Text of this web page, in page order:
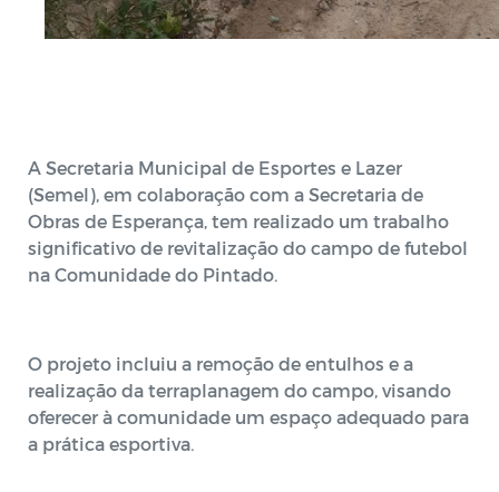
A Secretaria Municipal de Esportes e Lazer
(Semel), em colaboração com a Secretaria de
Obras de Esperança, tem realizado um trabalho
significativo de revitalização do campo de futebol
na Comunidade do Pintado.
O projeto incluiu a remoção de entulhos e a
realização da terraplanagem do campo, visando
oferecer à comunidade um espaço adequado para
a prática esportiva.